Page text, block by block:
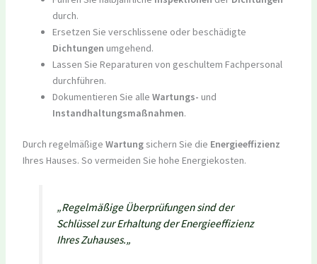
durch.
Ersetzen Sie verschlissene oder beschädigte
Dichtungen umgehend.
Lassen Sie Reparaturen von geschultem Fachpersonal
durchführen.
Dokumentieren Sie alle Wartungs- und
Instandhaltungsmaßnahmen.
Durch regelmäßige Wartungsichern Sie die Energieeffizienz
Ihres Hauses. So vermeiden Sie hohe Energiekosten.
„Regelmäßige Überprüfungen sind der
Schlüssel zur Erhaltung der Energieeffizienz
Ihres Zuhauses.„